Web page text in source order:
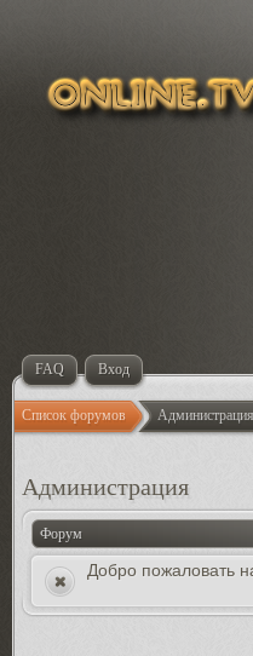
FAQ Вход
Список форумов Администрация
Администрация
Форум
Добро пожаловать